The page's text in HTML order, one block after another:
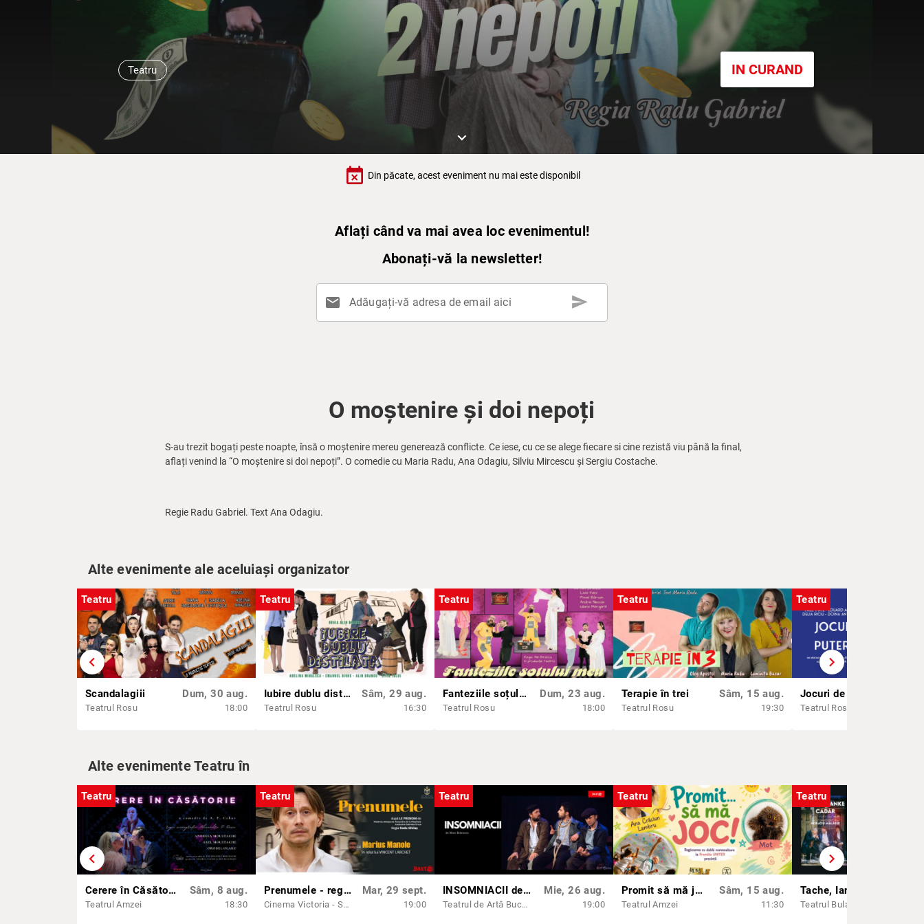
Teatru IN CURAND
keyboard_arrow_down
event_busy Din păcate, acest eveniment nu mai este disponibil
Aflați când va mai avea loc evenimentul!
Abonați-vă la newsletter!
mail Adăugați-vă adresa de email aici send
O moștenire și doi nepoți
S-au trezit bogați peste noapte, însă o moștenire mereu generează conflicte. Ce iese, cu ce se alege fiecare si cine rezistă viu până la final,
aflați venind la “O moștenire si doi nepoți”. O comedie cu Maria Radu, Ana Odagiu, Silviu Mircescu și Sergiu Costache.
Regie Radu Gabriel. Text Ana Odagiu.
Alte evenimente ale aceluiași organizator
chevron_left
Teatru
Scandalagiii
Teatrul Rosu
Dum, 30 aug.
18:00
Teatru
Iubire dublu distilată
Teatrul Rosu
Sâm, 29 aug.
16:30
Teatru
Fanteziile soțului meu
Teatrul Rosu
Dum, 23 aug.
18:00
Teatru
Terapie în trei
Teatrul Rosu
Sâm, 15 aug.
19:30
Teatru
Jocuri de putere
Teatrul Rosu
chevron_right
Alte evenimente Teatru în
chevron_left
Teatru
Cerere în Căsătorie
Teatrul Amzei
Sâm, 8 aug.
18:30
Teatru
Prenumele - regia Radu Ghilaș
Cinema Victoria - Sala Unirii
Mar, 29 sept.
19:00
Teatru
INSOMNIACII de Mimi Brănescu
Teatrul de Artă București
Mie, 26 aug.
19:00
Teatru
Promit să mă joc!
Teatrul Amzei
Sâm, 15 aug.
11:30
Teatru
chevron_right